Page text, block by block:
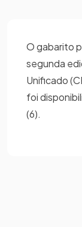
O gabarito
segunda
Unificado
foi
(6).